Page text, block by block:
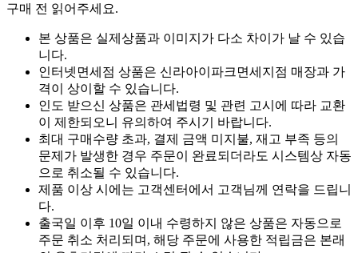
구매 전 읽어주세요.
본 상품은 실제상품과 이미지가 다소 차이가 날 수 있습
니다.
인터넷면세점 상품은 신라아이파크면세지점 매장과 가
격이 상이할 수 있습니다.
인도 받으신 상품은 관세법령 및 관련 고시에 따라 교환
이 제한되오니 유의하여 주시기 바랍니다.
최대 구매수량 초과, 결제 금액 미지불, 재고 부족 등의
문제가 발생한 경우 주문이 완료되더라도 시스템상 자동
으로 취소될 수 있습니다.
제품 이상 시에는 고객센터에서 고객님께 연락을 드립니
다.
출국일 이후 10일 이내 수령하지 않은 상품은 자동으로
주문 취소 처리되며, 해당 주문에 사용한 적립금은 본래